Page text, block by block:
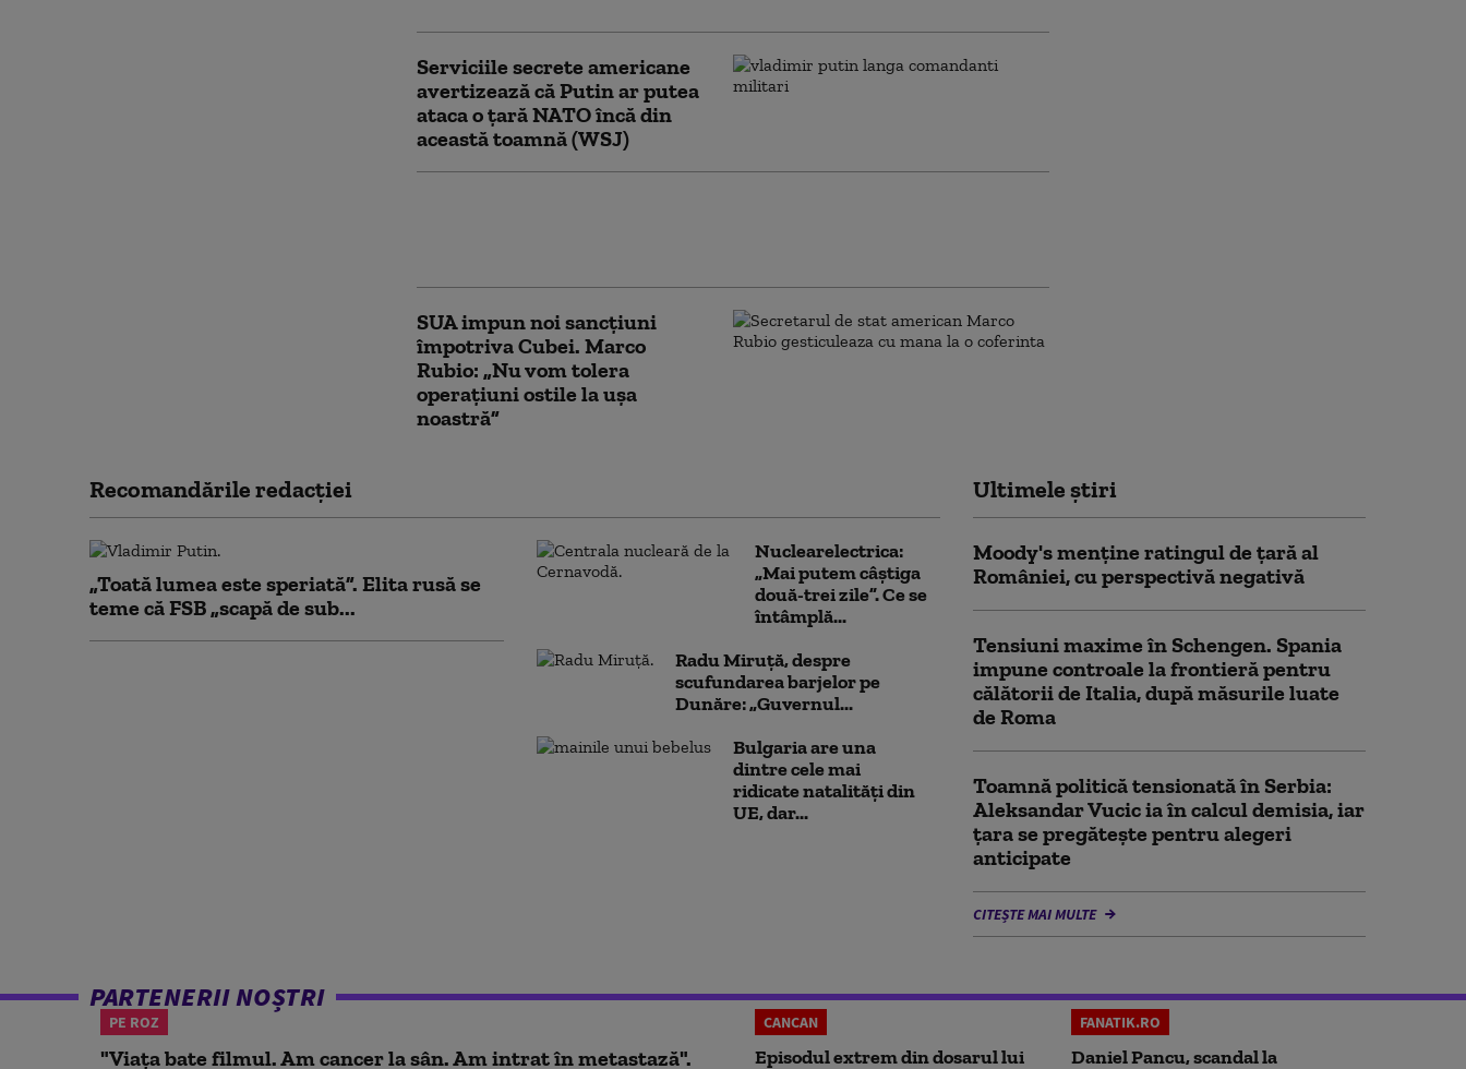
Serviciile secrete americane
avertizează că Putin ar putea
ataca o țară NATO încă din
această toamnă (WSJ)
SUA impun noi sancţiuni
împotriva Cubei. Marco
Rubio: „Nu vom tolera
operaţiuni ostile la uşa
noastră”
Recomandările redacţiei
„Toată lumea este speriată”. Elita rusă se
teme că FSB „scapă de sub...
Nuclearelectrica:
„Mai putem câștiga
două-trei zile”. Ce se
întâmplă...
Radu Miruță, despre
scufundarea barjelor pe
Dunăre: „Guvernul...
Bulgaria are una
dintre cele mai
ridicate natalități din
UE, dar...
Ultimele știri
Moody's menține ratingul de țară al
României, cu perspectivă negativă
Tensiuni maxime în Schengen. Spania
impune controale la frontieră pentru
călătorii de Italia, după măsurile luate
de Roma
Toamnă politică tensionată în Serbia:
Aleksandar Vucic ia în calcul demisia, iar
țara se pregătește pentru alegeri
anticipate
CITEȘTE MAI MULTE
PARTENERII NOȘTRI
PE ROZ
"Viața bate filmul. Am cancer la sân. Am intrat în metastază".
CANCAN
Episodul extrem din dosarul lui
FANATIK.RO
Daniel Pancu, scandal la